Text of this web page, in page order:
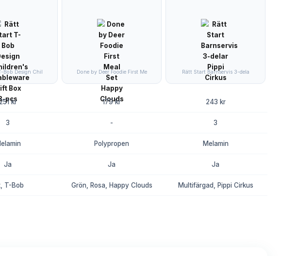
Bob Design Chil Done by Deer Foodie First Me Rätt Start Barnservis 3-dela
kr 179 kr 243 kr
3 - 3
Polypropen Melamin
Ja Ja Ja
T-Bob Grön, Rosa, Happy Clouds Multifärgad, Pippi Cirkus